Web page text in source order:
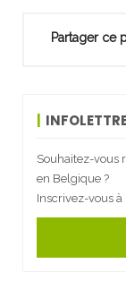
Partager ce
Souhaitez-vous
en Belgique ?
Inscrivez-vous